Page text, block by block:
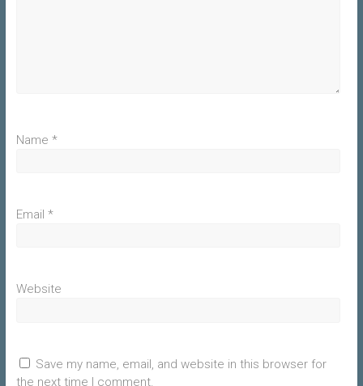
Name *
Email *
Website
Save my name, email, and website in this browser for
the next time I comment.